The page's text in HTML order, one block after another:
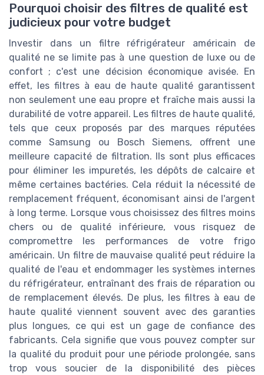
Pourquoi choisir des filtres de qualité est
judicieux pour votre budget
Investir dans un filtre réfrigérateur américain de
qualité ne se limite pas à une question de luxe ou de
confort ; c'est une décision économique avisée. En
effet, les filtres à eau de haute qualité garantissent
non seulement une eau propre et fraîche mais aussi la
durabilité de votre appareil. Les filtres de haute qualité,
tels que ceux proposés par des marques réputées
comme Samsung ou Bosch Siemens, offrent une
meilleure capacité de filtration. Ils sont plus efficaces
pour éliminer les impuretés, les dépôts de calcaire et
même certaines bactéries. Cela réduit la nécessité de
remplacement fréquent, économisant ainsi de l'argent
à long terme. Lorsque vous choisissez des filtres moins
chers ou de qualité inférieure, vous risquez de
compromettre les performances de votre frigo
américain. Un filtre de mauvaise qualité peut réduire la
qualité de l'eau et endommager les systèmes internes
du réfrigérateur, entraînant des frais de réparation ou
de remplacement élevés. De plus, les filtres à eau de
haute qualité viennent souvent avec des garanties
plus longues, ce qui est un gage de confiance des
fabricants. Cela signifie que vous pouvez compter sur
la qualité du produit pour une période prolongée, sans
trop vous soucier de la disponibilité des pièces